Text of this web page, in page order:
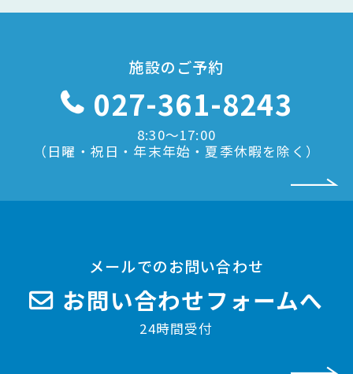
施設のご予約
027-361-8243
8:30〜17:00
（日曜・祝日・年末年始・夏季休暇を除く）
メールでのお問い合わせ
お問い合わせフォームへ
24時間受付